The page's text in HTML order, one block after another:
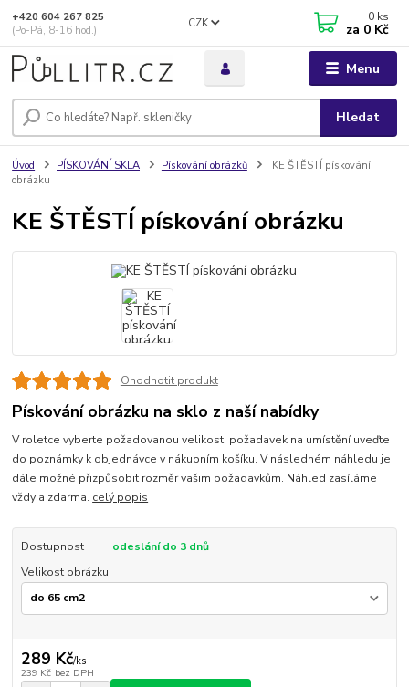
Menu
CZK
Hledat
+420 604 267 825
(Po-Pá, 8-16 hod.)
0 ks
za 0 Kč
Úvod PÍSKOVÁNÍ SKLA Pískování obrázků
KE ŠTĚSTÍ pískování
obrázku
KE ŠTĚSTÍ pískování obrázku
Ohodnotit produkt
Pískování obrázku na sklo z naší nabídky
V roletce vyberte požadovanou velikost, požadavek na umístění uveďte
do poznámky k objednávce v nákupním košíku. V následném náhledu je
dále možné přizpůsobit rozměr vašim požadavkům. Náhled zasíláme
vždy a zdarma. celý popis
Dostupnost
odeslání do 3 dnů
Velikost obrázku
289 Kč/ks
239 Kč bez DPH